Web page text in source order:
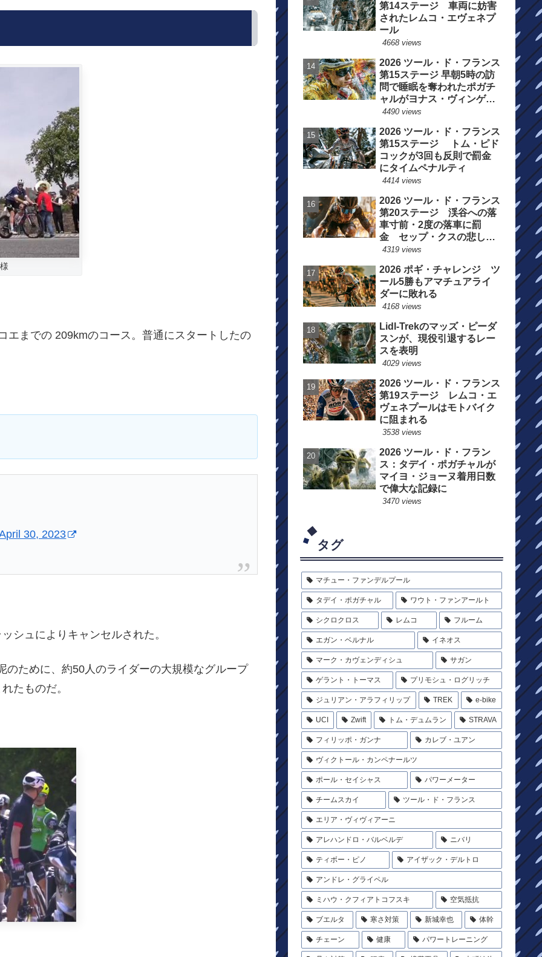
エまでの 209kmのコース。普通にスタートしたの
30, 2023
シュによりキャンセルされた。
ために、約50人のライダーの大規模なグループ
たものだ。
第14ステージ 車両に妨害
されたレムコ・エヴェネプ
ール
4668 views
2026 ツール・ド・フランス
第15ステージ 早朝5時の訪
問で睡眠を奪われたポガチ
ャルがヨナス・ヴィンゲゴ
ーの離脱を惜しむ
4490 views
2026 ツール・ド・フランス
第15ステージ トム・ピド
コックが3回も反則で罰金
にタイムペナルティ
4414 views
2026 ツール・ド・フランス
第20ステージ 渓谷への落
車寸前・2度の落車に罰
金 セップ・クスの悲しい
一日
4319 views
2026 ポギ・チャレンジ ツ
ール5勝もアマチュアライ
ダーに敗れる
4168 views
Lidl-Trekのマッズ・ピーダ
スンが、現役引退するレー
スを表明
4029 views
2026 ツール・ド・フランス
第19ステージ レムコ・エ
ヴェネプールはモトバイク
に阻まれる
3538 views
2026 ツール・ド・フラン
ス：タデイ・ポガチャルが
マイヨ・ジョーヌ着用日数
で偉大な記録に
3470 views
タグ
マチュー・ファンデルプール
タデイ・ポガチャル ワウト・ファンアールト
シクロクロス レムコ フルーム
エガン・ベルナル イネオス
マーク・カヴェンディシュ サガン
ゲラント・トーマス プリモシュ・ログリッチ
ジュリアン・アラフィリップ TREK e-bike
UCI Zwift トム・デュムラン STRAVA
フィリッポ・ガンナ カレブ・ユアン
ヴィクトール・カンペナールツ
ポール・セイシャス パワーメーター
チームスカイ ツール・ド・フランス
エリア・ヴィヴィアーニ
アレハンドロ・バルベルデ ニバリ
ティボー・ピノ アイザック・デルトロ
アンドレ・グライペル
ミハウ・クフィアトコフスキ 空気抵抗
ブエルタ 寒さ対策 新城幸也 体幹
チェーン 健康 パワートレーニング